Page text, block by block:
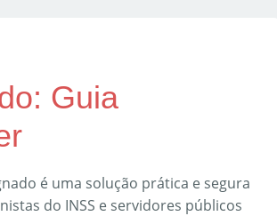
Guia
é uma solução prática e segura
do INSS e servidores públicos